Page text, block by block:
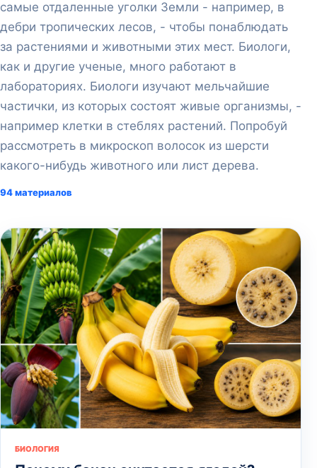
самые отдаленные уголки Земли - например, в
дебри тропических лесов, - чтобы понаблюдать
за растениями и животными этих мест. Биологи,
как и другие ученые, много работают в
лабораториях. Биологи изучают мельчайшие
частички, из которых состоят живые организмы, -
например клетки в стеблях растений. Попробуй
рассмотреть в микроскоп волосок из шерсти
какого-нибудь животного или лист дерева.
94 материалов
БИОЛОГИЯ